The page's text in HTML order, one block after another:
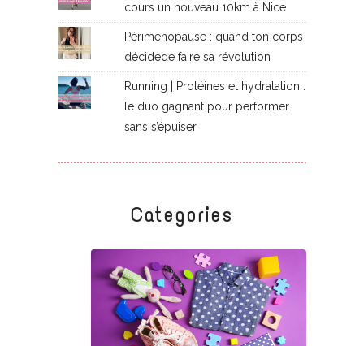
cours un nouveau 10km à Nice
Périménopause : quand ton corps
décidede faire sa révolution
Running | Protéines et hydratation :
le duo gagnant pour performer
sans s’épuiser
Categories